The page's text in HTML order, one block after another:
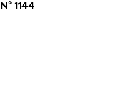
1144